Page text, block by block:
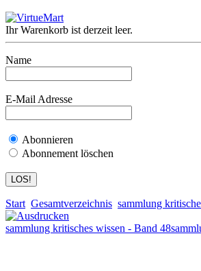
Ihr Warenkorb ist derzeit leer.
Name
E-Mail Adresse
Abonnieren
Abonnement löschen
Start Gesamtverzeichnis sammlung
sammlung kritisches wissen - Band 48